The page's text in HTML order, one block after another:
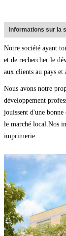
Informations sur la
Notre société ayant
et de rechercher le
aux clients au pays
Nous avons notre
développement
jouissent d'une
le marché local.Nos
imprimerie..